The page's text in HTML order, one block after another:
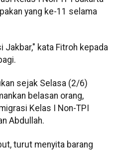
yang ke-11 selama
Jakbar," kata Fitroh kepada
sejak Selasa (2/6)
belasan orang,
Kelas I Non-TPI
Abdullah.
turut menyita barang